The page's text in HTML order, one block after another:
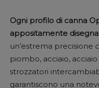
Ogni profilo di canna
appositamente
un’estrema precisione
piombo, acciaio,
strozzatori
garantiscono una